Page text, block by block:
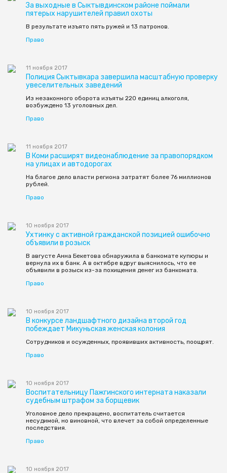
За выходные в Сыктывдинском районе поймали
пятерых нарушителей правил охоты
В результате изъято пять ружей и 13 патронов.
Право
11 ноября 2017
Полиция Сыктывкара завершила масштабную проверку
увеселительных заведений
Из незаконного оборота изъяты 220 единиц алкоголя,
возбуждено 13 уголовных дел.
Право
11 ноября 2017
В Коми расширят видеонаблюдение за правопорядком
на улицах и автодорогах
На благое дело власти региона затратят более 76 миллионов
рублей.
Право
10 ноября 2017
Ухтинку с активной гражданской позицией ошибочно
объявили в розыск
В августе Анна Бекетова обнаружила в банкомате купюры и
вернула их в банк. А в октябре вдруг выяснилось, что ее
объявили в розыск из-за похищения денег из банкомата.
Право
10 ноября 2017
В конкурсе ландшафтного дизайна второй год
побеждает Микуньская женская колония
Сотрудников и осужденных, проявивших активность, поощрят.
Право
10 ноября 2017
Воспитательницу Пажгинского интерната наказали
судебным штрафом за борщевик
Уголовное дело прекращено, воспитатель считается
несудимой, но виновной, что влечет за собой определенные
последствия.
Право
10 ноября 2017